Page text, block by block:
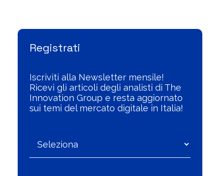
Registrati
Iscriviti alla Newsletter mensile!
Ricevi gli articoli degli analisti di The
Innovation Group e resta aggiornato
sui temi del mercato digitale in Italia!